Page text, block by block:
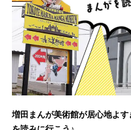
増田まんが美術館が居心地よ